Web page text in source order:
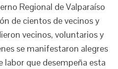
Regional de Valparaíso
de cientos de vecinos y
vecinos, voluntarios y
se manifestaron alegres
labor que desempeña esta